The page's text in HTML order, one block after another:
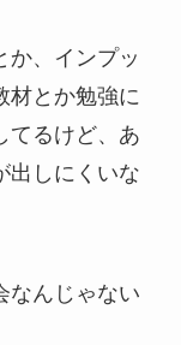
か、インプッ
材とか勉強に
てるけど、あ
出しにくいな
なんじゃない